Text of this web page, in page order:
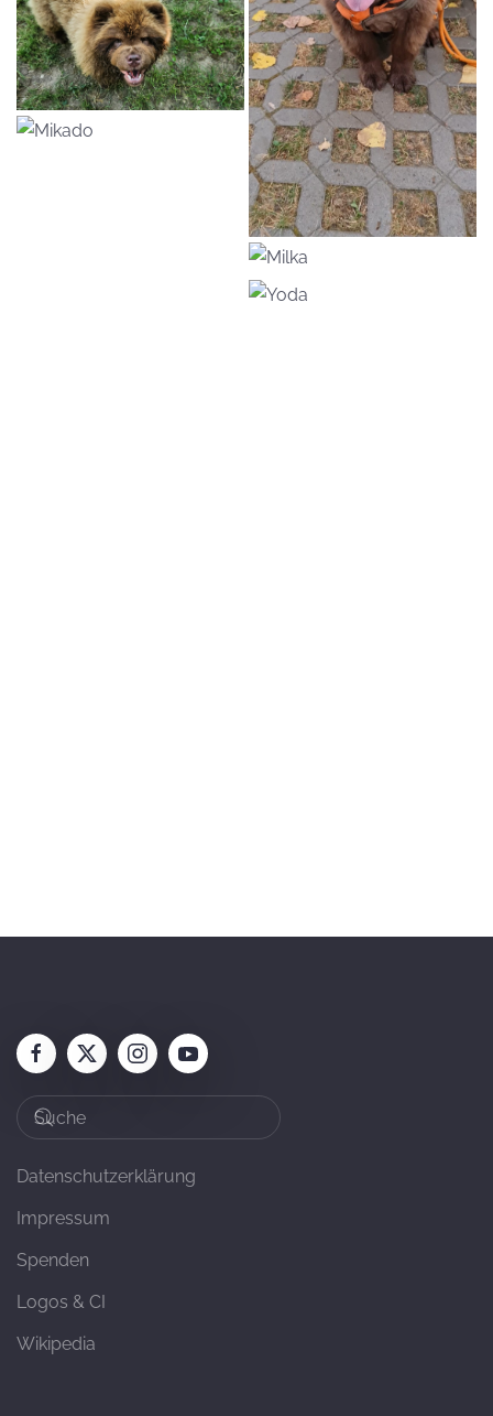
Datenschutzerklärung
Impressum
Spenden
Logos & CI
Wikipedia